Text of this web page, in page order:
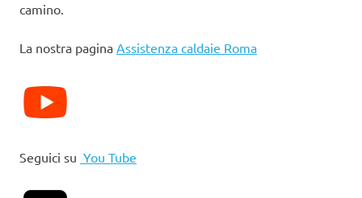
camino.
La nostra pagina Assistenza caldaie Roma
Seguici su You Tube